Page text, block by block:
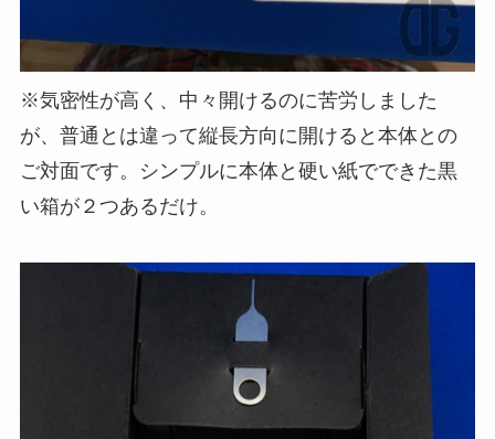
※気密性が高く、中々開けるのに苦労しました
が、普通とは違って縦長方向に開けると本体との
ご対面です。シンプルに本体と硬い紙でできた黒
い箱が２つあるだけ。